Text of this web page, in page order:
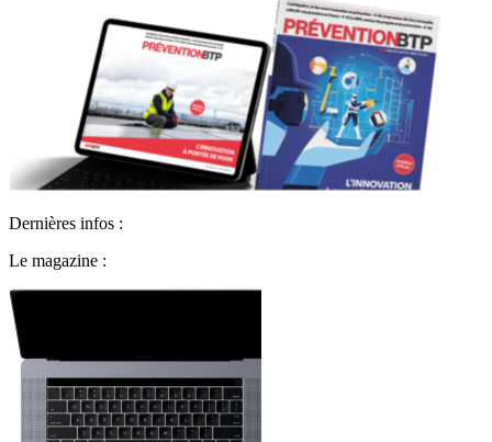
Dernières infos :
Le magazine :